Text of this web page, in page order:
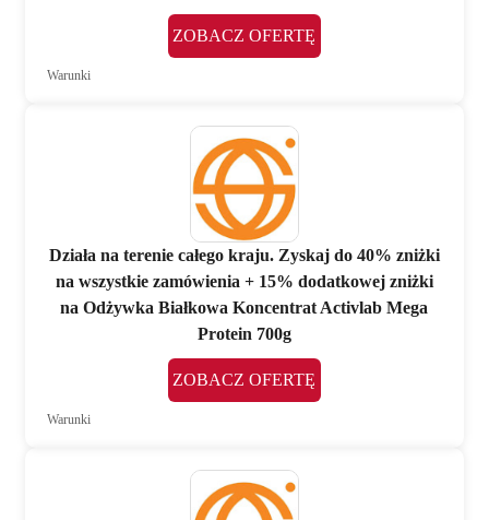
ZOBACZ OFERTĘ
Warunki
Działa na terenie całego kraju. Zyskaj do 40% zniżki
na wszystkie zamówienia + 15% dodatkowej zniżki
na Odżywka Białkowa Koncentrat Activlab Mega
Protein 700g
ZOBACZ OFERTĘ
Warunki